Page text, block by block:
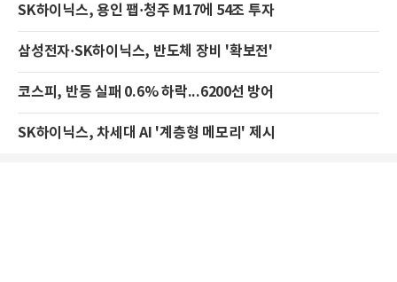
SK하이닉스, 용인 팹·청주 M17에 54조 투자
삼성전자·SK하이닉스, 반도체 장비 '확보전'
코스피, 반등 실패 0.6% 하락...6200선 방어
SK하이닉스, 차세대 AI '계층형 메모리' 제시